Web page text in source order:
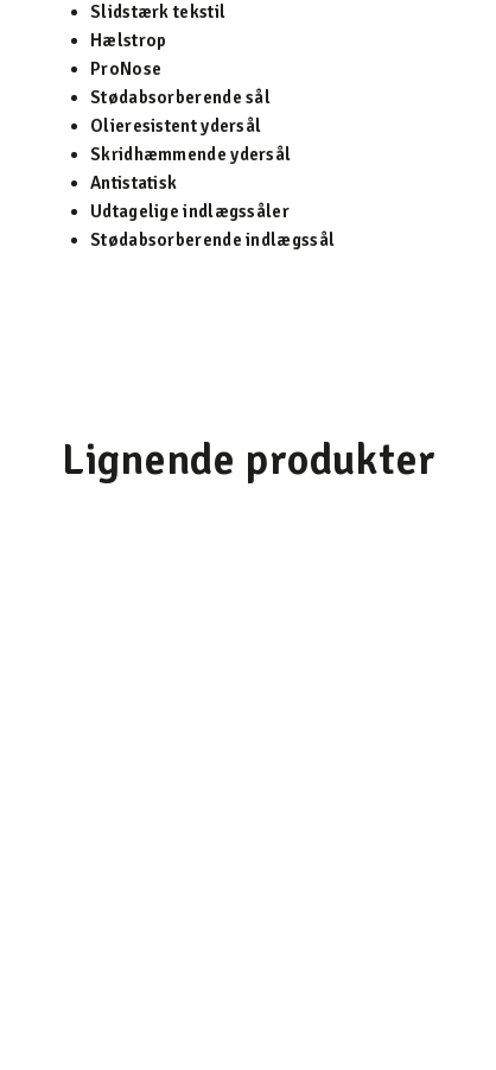
Slidstærk tekstil
Hælstrop
ProNose
Stødabsorberende sål
Olieresistent ydersål
Skridhæmmende ydersål
Antistatisk
Udtagelige indlægssåler
Stødabsorberende indlægssål
Lignende produkter